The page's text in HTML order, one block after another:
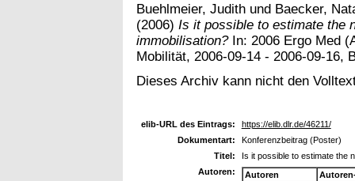
Buehlmeier, Judith und Baecker,
(2006) Is it possible to estimate the
immobilisation?In: 2006 Ergo Med
Mobilität, 2006-09-14 - 2006-09-16,
Dieses Archiv kann nicht den
elib-URL des Eintrags:
https://elib.dlr.de/46211/
Dokumentart:
Konferenzbeitrag (Poster)
Titel:
Is it possible to estimate the
Autoren:
Autoren